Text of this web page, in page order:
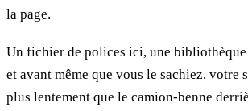
la page.
Un fichier de polices ici, une bibliothèque
et avant même que vous le sachiez, votre
plus lentement que le camion-benne